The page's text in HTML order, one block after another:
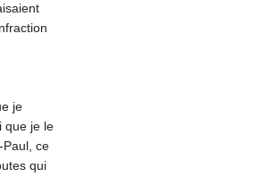
je
que je le
Paul, ce
qui